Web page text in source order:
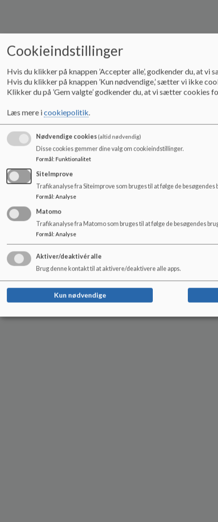
Cookieindstillinger
Hvis du klikker på knappen ’Accepter alle’, godkender du, at
Hvis du klikker på knappen ’Kun nødvendige,’ sætter vi ikke
Klikker du på ’Gem valgte’ godkender du, at vi sætter cookies
Læs mere icookiepolitik.
Nødvendige cookies(altid nødvendig)
Disse cookies gemmer dine valg om cookieindstillinger.
Formål: Funktionalitet
SiteImprove
Trafikanalyse fra Siteimprove som bruges til at følge de besøgendes
Formål: Analyse
Matomo
Trafikanalyse fra Matomo som bruges til at følge de besøgendes
Formål: Analyse
Aktiver/deaktivér alle
Brug denne kontakt til at aktivere/deaktivere alle apps.
Kun nødvendige